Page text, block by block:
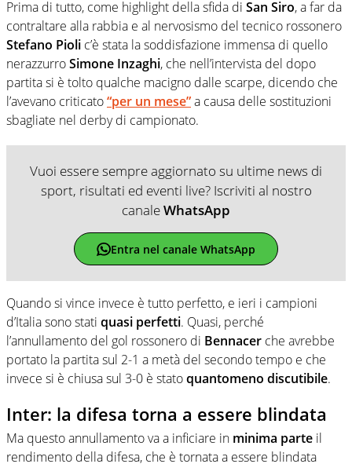
Prima di tutto, come highlight della sfida di San Siro, a far da
contraltare alla rabbia e al nervosismo del tecnico rossonero
Stefano Pioli c’è stata la soddisfazione immensa di quello
nerazzurroSimone Inzaghi, che nell’intervista del dopo
partita si è tolto qualche macigno dalle scarpe, dicendo che
l’avevano criticato“per un mese”a causa delle sostituzioni
sbagliate nel derby di campionato.
Vuoi essere sempre aggiornato su ultime news di
sport, risultati ed eventi live? Iscriviti al nostro
canaleWhatsApp
Entra nel canale WhatsApp
Quando si vince invece è tutto perfetto, e ieri i campioni
d’Italia sono stati quasi perfetti. Quasi, perché
l’annullamento del gol rossonero di Bennacer che avrebbe
portato la partita sul 2-1 a metà del secondo tempo e che
invece si è chiusa sul 3-0 è statoquantomeno discutibile.
Inter: la difesa torna a essere blindata
Ma questo annullamento va a inficiare in minima parte il
rendimento della difesa, che è tornata a essere blindata